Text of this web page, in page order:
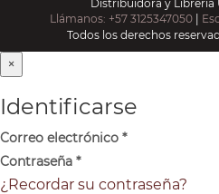
Distribuidora y Librería
Llámanos: +57 3125347050 |
Todos los derechos
×
Identificarse
Correo electrónico *
Contraseña *
¿Recordar su contraseña?